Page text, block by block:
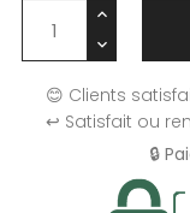
😊 Clients
↩️ Satisfait ou
🔒